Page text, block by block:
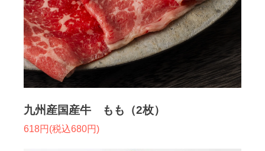
九州産国産牛 もも（2枚）
618円(税込680円)